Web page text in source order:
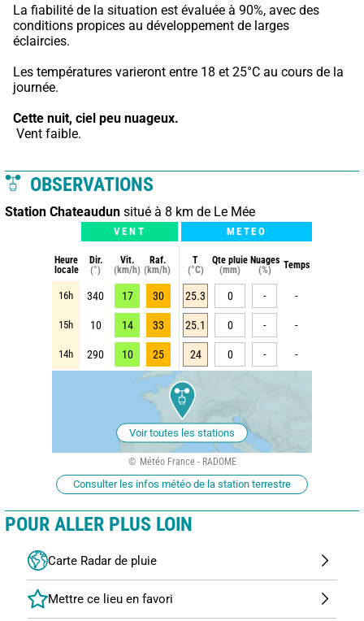
La fiabilité de la situation est évaluée à 90%, avec des
conditions propices au développement de larges
éclaircies.
Les températures varieront entre 18 et 25°C au cours de la
journée.
Cette nuit, ciel peu nuageux.
Vent faible.
OBSERVATIONS
Station Chateaudun situé à 8 km de Le Mée
VENT METEO
Heure
locale
Dir.
(°)
Vit.
(km/h)
Raf.
(km/h)
T
(°C)
Qte pluie
(mm)
Nuages
(%)
Temps
16h 340 17 30 25.3 0 - -
15h 10 14 33 25.1 0 - -
14h 290 10 25 24 0 - -
Voir toutes les stations
Météo France - RADOME
Consulter les infos météo de la station terrestre
POUR ALLER PLUS LOIN
Carte Radar de pluie